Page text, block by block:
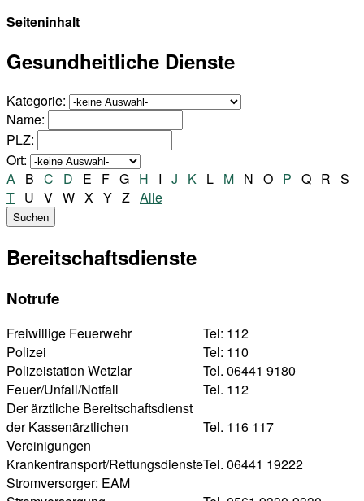
Seiteninhalt
Gesundheitliche Dienste
Kategorie:
Name:
PLZ:
Ort:
A B C D E F G H I J K L M N O P Q R S
T U V W X Y Z Alle
Bereitschaftsdienste
Notrufe
Freiwillige Feuerwehr
Tel: 112
Polizei
Tel: 110
Polizeistation Wetzlar
Tel. 06441 9180
Feuer/Unfall/Notfall
Tel. 112
Der ärztliche Bereitschaftsdienst
der Kassenärztlichen
Vereinigungen
Tel. 116 117
Krankentransport/RettungsdiensteTel. 06441 19222
Stromversorger: EAM